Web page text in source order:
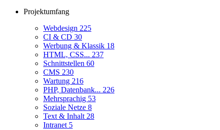
Projektumfang
Webdesign 225
CI & CD 30
Werbung & Klassik 18
HTML, CSS... 237
Schnittstellen 60
CMS 230
Wartung 216
PHP, Datenbank... 226
Mehrsprachig 53
Soziale Netze 8
Text & Inhalt 28
Intranet 5